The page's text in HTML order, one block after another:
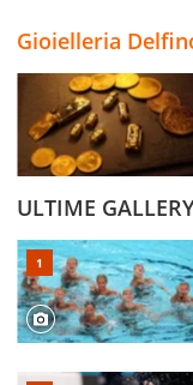
Gioielleria
ULTIME